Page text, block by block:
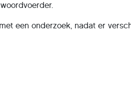
een onderzoek, nadat er